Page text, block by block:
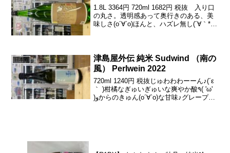
1.8L 3364円 720ml 1682円 税抜 入り口
の丸さ。透明感あって奥行きのある、美
味しさ(о´∀`о)ほんと、ハズレ無し(´∀｀*)ｳ
日本酒
津島屋外伝 純米 Sudwind （南の
風） Perlwein 2022
720ml 1240円 税抜じゅわわわーーん♪(´ε
｀ )柑橘なぎゅいぎゅいな爽やか酸٩( 'ω'
)وからのきゅん(о´∀`о)な甘味♪グレープフ